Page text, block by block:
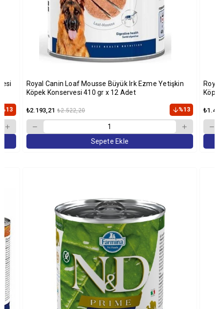
%13
Royal Canin Loaf Mousse Büyük Irk Ezme Yetişkin
Köpek Konservesi 410 gr x 12 Adet
₺2.193,21 ₺2.522,20 %13
Sepete Ekle